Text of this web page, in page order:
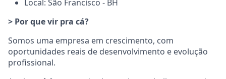
Local: São Francisco - BH
> Por que vir pra cá?
Somos uma empresa em crescimento, com
oportunidades reais de desenvolvimento e evolução
profissional.